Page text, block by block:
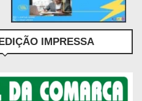
IMPRESSA